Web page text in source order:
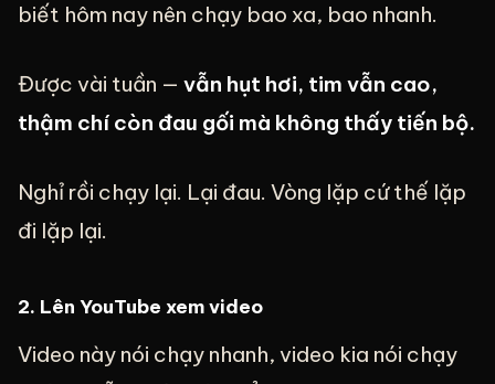
biết hôm nay nên chạy bao xa, bao nhanh.
Được vài tuần — vẫn hụt hơi, tim vẫn cao,
thậm chí còn đau gối mà không thấy tiến bộ.
Nghỉ rồi chạy lại. Lại đau. Vòng lặp cứ thế lặp
đi lặp lại.
2. Lên YouTube xem video
Video này nói chạy nhanh, video kia nói chạy